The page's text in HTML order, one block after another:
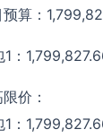
预算：
1：
价：
1：